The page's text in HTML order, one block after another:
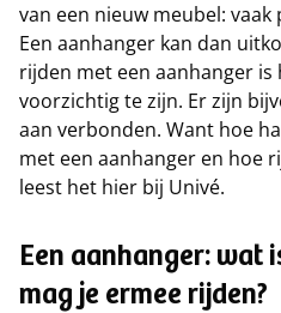
van een nieuw meubel:
Een aanhanger kan dan
rijden met een aanhanger
voorzichtig te zijn. Er zijn
aan verbonden. Want hoe
met een aanhanger en hoe
leest het hier bij Univé.
Een aanhanger: wat
mag je ermee rijden?